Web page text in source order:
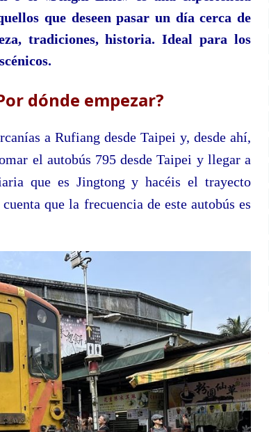
que deseen pasar un día cerca de
tradiciones, historia. Ideal para los
dónde empezar?
a Rufiang desde Taipei y, desde ahí,
el autobús 795 desde Taipei y llegar a
que es Jingtong y hacéis el trayecto
que la frecuencia de este autobús es